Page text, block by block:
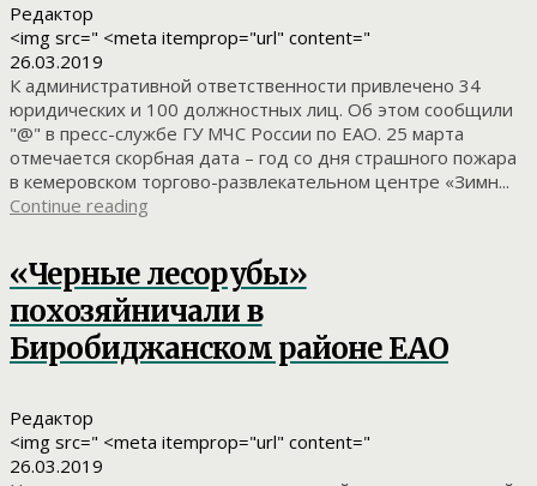
Редактор
<img src=" <meta itemprop="url" content="
26.03.2019
К административной ответственности привлечено 34
юридических и 100 должностных лиц. Об этом сообщили
"@" в пресс-службе ГУ МЧС России по ЕАО. 25 марта
отмечается скорбная дата – год со дня страшного пожара
в кемеровском торгово-развлекательном центре «Зимн...
Continue reading
«Черные лесорубы»
похозяйничали в
Биробиджанском районе ЕАО
Редактор
<img src=" <meta itemprop="url" content="
26.03.2019